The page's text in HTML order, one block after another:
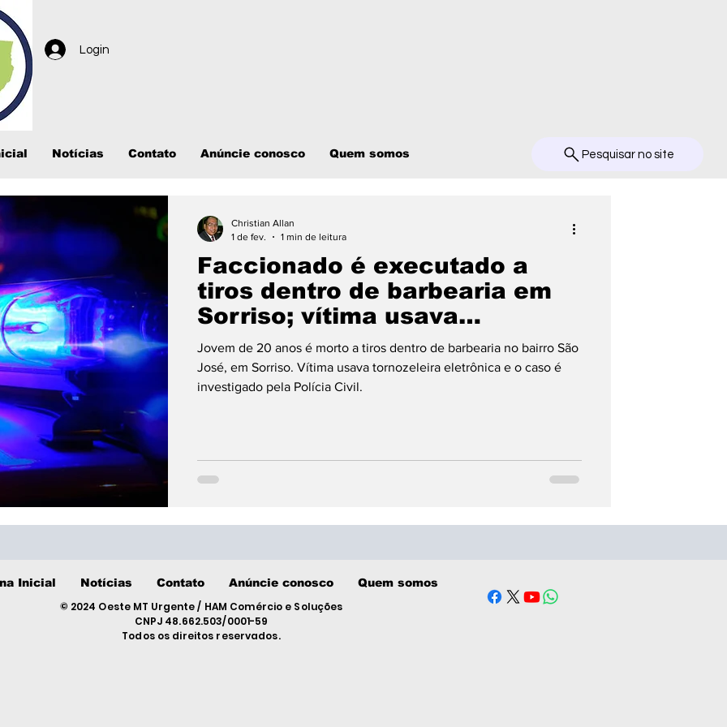
Login
Notícias Contato Anúncie conosco Quem somos Pesquisar no site
Faccionado é executado a
tiros dentro de barbearia em
Sorriso; vítima usava
tornozeleira eletrônica
Jovem de 20 anos é morto a tiros dentro de barbearia no bairro São
José, em Sorriso. Vítima usava tornozeleira eletrônica e o caso é
investigado pela Polícia Civil.
Christian Allan
1 de fev.
1 min de leitura
Inicial Notícias Contato Anúncie conosco Quem somos
© 2024 Oeste MT Urgente / HAM Comércio e Soluções
CNPJ 48.662.503/0001-59
Todos os direitos reservados.